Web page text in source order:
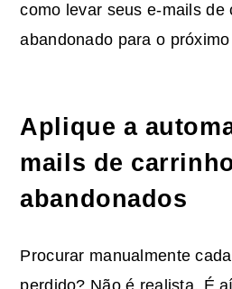
como levar seus e-mails de
abandonado para o
Aplique a
mails de
abandonados
Procurar manualmente